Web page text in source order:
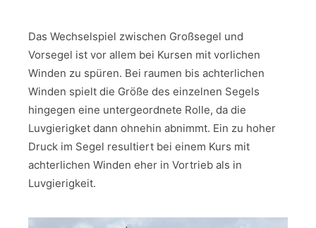
Das Wechselspiel zwischen Großsegel und
Vorsegel ist vor allem bei Kursen mit vorlichen
Winden zu spüren. Bei raumen bis achterlichen
Winden spielt die Größe des einzelnen Segels
hingegen eine untergeordnete Rolle, da die
Luvgierigket dann ohnehin abnimmt. Ein zu hoher
Druck im Segel resultiert bei einem Kurs mit
achterlichen Winden eher in Vortrieb als in
Luvgierigkeit.